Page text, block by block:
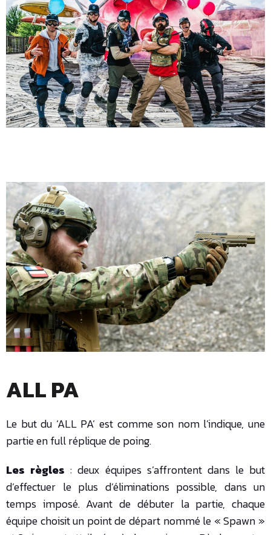
ALL PA
Le but du ‘ALL PA’ est comme son nom l’indique, une
partie en full réplique de poing.
Les règles : deux équipes s’affrontent dans le but
d’effectuer le plus d’éliminations possible, dans un
temps imposé. Avant de débuter la partie, chaque
équipe choisit un point de départ nommé le « Spawn »